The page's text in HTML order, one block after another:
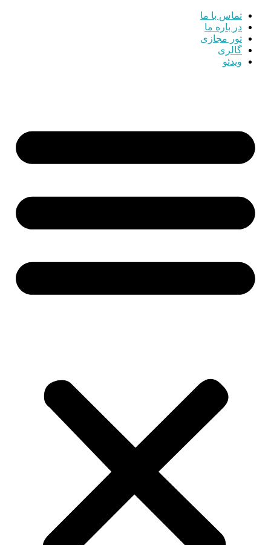
تماس با ما
در باره ما
تور مجازی
گالری
ویدئو